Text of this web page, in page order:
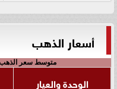
أسعار الذهب
متوسط سعر الذهب
الوحدة والعيار